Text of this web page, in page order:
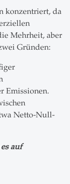
konzentriert, da
Mehrheit, aber
Gründen:
Emissionen.
Netto-Null-
auf